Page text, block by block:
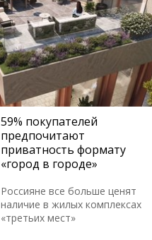
59% покупателей
предпочитают
приватность формату
«город в городе»
Россияне все больше ценят
наличие в жилых комплексах
«третьих мест»